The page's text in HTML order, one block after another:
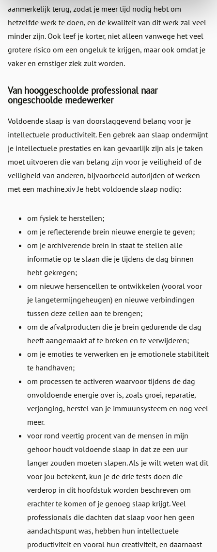
aanmerkelijk terug, zodat je meer tijd nodig hebt om
hetzelfde werk te doen, en de kwaliteit van dit werk zal veel
minder zijn. Ook leef je korter, niet alleen vanwege het veel
grotere risico om een ongeluk te krijgen, maar ook omdat je
vaker en ernstiger ziek zult worden.
Van hooggeschoolde professional naar
ongeschoolde medewerker
Voldoende slaap is van doorslaggevend belang voor je
intellectuele productiviteit. Een gebrek aan slaap ondermijnt
je intellectuele prestaties en kan gevaarlijk zijn als je taken
moet uitvoeren die van belang zijn voor je veiligheid of de
veiligheid van anderen, bijvoorbeeld autorijden of werken
met een machine.xiv Je hebt voldoende slaap nodig:
om fysiek te herstellen;
om je reflecterende brein nieuwe energie te geven;
om je archiverende brein in staat te stellen alle
informatie op te slaan die je tijdens de dag binnen
hebt gekregen;
om nieuwe hersencellen te ontwikkelen (vooral voor
je langetermijngeheugen) en nieuwe verbindingen
tussen deze cellen aan te brengen;
om de afvalproducten die je brein gedurende de dag
heeft aangemaakt af te breken en te verwijderen;
om je emoties te verwerken en je emotionele stabiliteit
te handhaven;
om processen te activeren waarvoor tijdens de dag
onvoldoende energie over is, zoals groei, reparatie,
verjonging, herstel van je immuunsysteem en nog veel
meer.
voor rond veertig procent van de mensen in mijn
gehoor houdt voldoende slaap in dat ze een uur
langer zouden moeten slapen. Als je wilt weten wat dit
voor jou betekent, kun je de drie tests doen die
verderop in dit hoofdstuk worden beschreven om
erachter te komen of je genoeg slaap krijgt. Veel
professionals die dachten dat slaap voor hen geen
aandachtspunt was, hebben hun intellectuele
productiviteit en vooral hun creativiteit, en daarnaast